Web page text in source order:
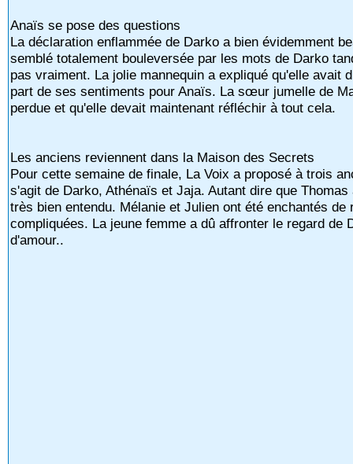
Anaïs se pose des questions
La déclaration enflammée de Darko a bien évidemment
semblé totalement bouleversée par les mots de Darko
pas vraiment. La jolie mannequin a expliqué qu'elle
part de ses sentiments pour Anaïs. La sœur jumelle de
perdue et qu'elle devait maintenant réfléchir à tout cela.
Les anciens reviennent dans la Maison des Secrets
Pour cette semaine de finale, La Voix a proposé à trois
s'agit de Darko, Athénaïs et Jaja. Autant dire que
très bien entendu. Mélanie et Julien ont été enchantés
compliquées. La jeune femme a dû affronter le regard
d'amour..